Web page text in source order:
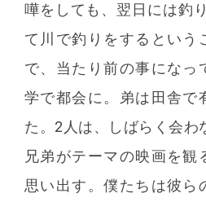
嘩をしても、翌日には釣
て川で釣りをするという
で、当たり前の事になっ
学で都会に。弟は田舎で
た。2人は、しばらく会わ
兄弟がテーマの映画を観
思い出す。僕たちは彼ら